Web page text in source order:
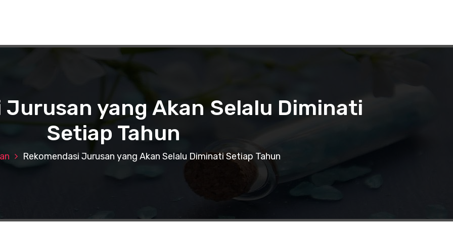
Jurusan yang Akan Selalu Diminati
Setiap Tahun
Rekomendasi Jurusan yang Akan Selalu Diminati Setiap Tahun